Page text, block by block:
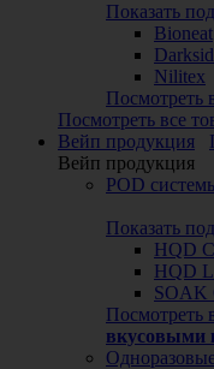
Показать
Bioneat
Nilitex
Посмотреть
Посмотреть все
Вейп продукция
Вейп продукция
POD
Показать
HQD
HQD
SOAK
Посмотреть
вкусовыми